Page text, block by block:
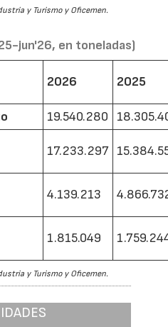
y Turismo y Oficemen.
jun'26, en toneladas)
2026 2025
19.540.280
17.233.297
4.139.213
1.815.049
y Turismo y Oficemen.